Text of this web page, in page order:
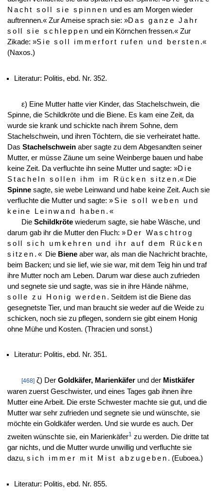
Nacht soll sie spinnen und es am Morgen wieder
auftrennen.« Zur Ameise sprach sie: »Das ganze Jahr
soll sie schleppen und ein Körnchen fressen.« Zur
Zikade: »Sie soll immerfort rufen und bersten .«
(Naxos.)
Literatur: Politis, ebd. Nr. 352.
ε) Eine Mutter hatte vier Kinder, das Stachelschwein, die
Spinne, die Schildkröte und die Biene. Es kam eine Zeit, da
wurde sie krank und schickte nach ihrem Sohne, dem
Stachelschwein, und ihren Töchtern, die sie verheiratet hatte.
Das Stachelschweinaber sagte zu dem Abgesandten seiner
Mutter, er müsse Zäune um seine Weinberge bauen und habe
keine Zeit. Da verfluchte ihn seine Mutter und sagte: »Die
Stacheln sollen ihm im Rücken sitzen .« Die
Spinnesagte, sie webe Leinwand und habe keine Zeit. Auch sie
verfluchte die Mutter und sagte: »Sie soll weben und
keine Leinwand haben.«
Die Schildkrötewiederum sagte, sie habe Wäsche, und
darum gab ihr die Mutter den Fluch: »Der Waschtrog
soll sich umkehren und ihr auf dem Rücken
sitzen.« Die Biene aber war, als man die Nachricht brachte,
beim Backen; und sie lief, wie sie war, mit dem Teig hin und traf
ihre Mutter noch am Leben. Darum war diese auch zufrieden
und segnete sie und sagte, was sie in ihre Hände nähme,
solle zu Honig werden . Seitdem ist die Biene das
gesegnetste Tier, und man braucht sie weder auf die Weide zu
schicken, noch sie zu pflegen, sondern sie gibt einem Honig
ohne Mühe und Kosten. (Thracien und sonst.)
Literatur: Politis, ebd. Nr. 351.
[468]ζ) Der Goldkäfer, Marienkäferund der Mistkäfer
waren zuerst Geschwister, und eines Tages gab ihnen ihre
Mutter eine Arbeit. Die erste Schwester machte sie gut, und die
Mutter war sehr zufrieden und segnete sie und wünschte, sie
möchte ein Goldkäfer werden. Und sie wurde es auch. Der
zweiten wünschte sie, ein Marienkäfer1 zu werden. Die dritte tat
gar nichts, und die Mutter wurde unwillig und verfluchte sie
dazu, sich immer mit Mist abzugeben . (Euboea.)
Literatur: Politis, ebd. Nr. 855.